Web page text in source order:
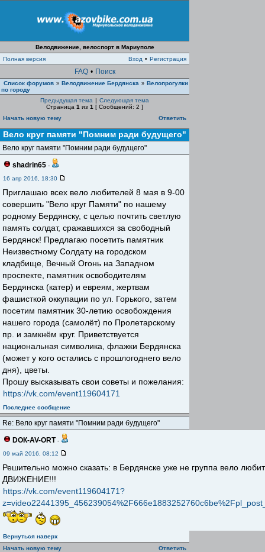
Велодвижение, велоспорт в Мариуполе
Полная версия
Вход • Регистрация
FAQ • Поиск
Список форумов » Велодвижение Бердянска » Велопрогулки
по городу
Предыдущая тема | Следующая тема
Страница 1 из 1 [ Сообщений: 2 ]
Начать новую тему
Ответить
Вело круг памяти "Помним ради будущего"
Вело круг памяти "Помним ради будущего"
shadrin65 -
16 апр 2016, 18:30
Приглашаю всех вело любителей 8 мая в 9-00
совершить "Вело круг Памяти" по нашему
родному Бердянску, с целью почтить светлую
память солдат, сражавшихся за свободный
Бердянск! Предлагаю посетить памятник
Неизвестному Солдату на городском
кладбище, Вечный Огонь на Западном
проспекте, памятник освободителям
Бердянска (катер) и евреям, жертвам
фашисткой оккупации по ул. Горького, затем
посетим памятник 30-летию освобождения
нашего города (самолёт) по Пролетарскому
пр. и замкнём круг. Приветствуется
национальная символика, флажки Бердянска
(может у кого остались с прошлогоднего вело
дня), цветы.
Прошу высказывать свои советы и пожелания:
https://vk.com/event119604171
Последнее сообщение
Re: Вело круг памяти "Помним ради будущего"
DOК-AV-ORT -
09 май 2016, 08:12
Решительно можно сказать: в Бердянске уже не группа вело
ДВИЖЕНИЕ!!!
https://vk.com/event119604171?
Вернуться наверх
Начать новую тему
Ответить